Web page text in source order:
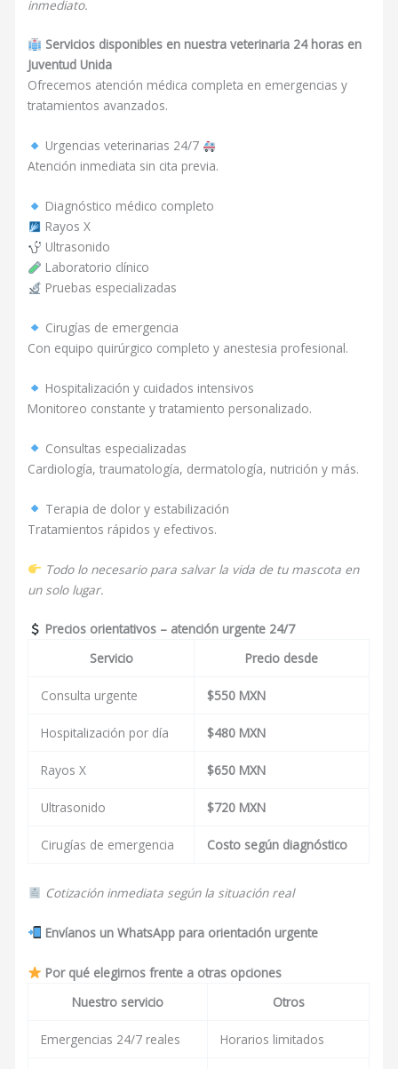
inmediato.
Servicios disponibles en nuestra veterinaria 24 horas en
Juventud Unida
Ofrecemos atención médica completa en emergencias y
tratamientos avanzados.
Urgencias veterinarias 24/7
Atención inmediata sin cita previa.
Diagnóstico médico completo
Rayos X
Ultrasonido
Laboratorio clínico
Pruebas especializadas
Cirugías de emergencia
Con equipo quirúrgico completo y anestesia profesional.
Hospitalización y cuidados intensivos
Monitoreo constante y tratamiento personalizado.
Consultas especializadas
Cardiología, traumatología, dermatología, nutrición y más.
Terapia de dolor y estabilización
Tratamientos rápidos y efectivos.
Todo lo necesario para salvar la vida de tu mascota en
un solo lugar.
Precios orientativos – atención urgente 24/7
Servicio
Precio desde
Consulta urgente $550 MXN
Hospitalización por día $480 MXN
Rayos X $650 MXN
Ultrasonido $720 MXN
Cirugías de emergencia Costo según diagnóstico
Cotización inmediata según la situación real
Envíanos un WhatsApp para orientación urgente
Por qué elegirnos frente a otras opciones
Nuestro servicio
Otros
Emergencias 24/7 reales Horarios limitados